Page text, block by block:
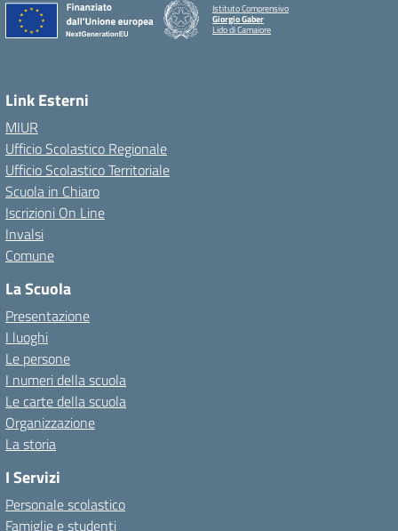
Istituto Comprensivo
Giorgio Gaber
Lido di Camaiore
Link Esterni
MIUR
Ufficio Scolastico Regionale
Ufficio Scolastico Territoriale
Scuola in Chiaro
Iscrizioni On Line
Invalsi
Comune
La Scuola
Presentazione
I luoghi
Le persone
I numeri della scuola
Le carte della scuola
Organizzazione
La storia
I Servizi
Personale scolastico
Famiglie e studenti